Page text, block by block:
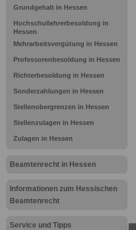
Grundgehalt in Hessen
Hochschullehrerbesoldung in
Hessen
Mehrarbeitsvergütung in Hessen
Professorenbesoldung in Hessen
Richterbesoldung in Hessen
Sonderzahlungen in Hessen
Stellenobergrenzen in Hessen
Stellenzulagen in Hessen
Zulagen in Hessen
Beamtenrecht in Hessen
Informationen zum Hessischen
Beamtenrecht
Service und Tipps